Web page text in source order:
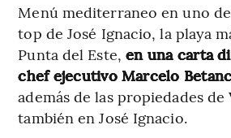
Menú mediterraneo en uno
top de José Ignacio, la playa
Punta del Este, en una carta
chef ejecutivo Marcelo
además de las propiedades de
también en José Ignacio.